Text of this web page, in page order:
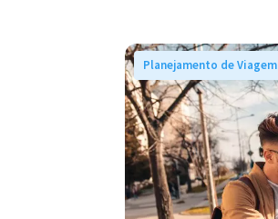
Planejamento de Viagem